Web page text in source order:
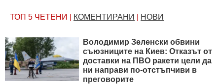
ТОП 5 ЧЕТЕНИ КОМЕНТИРАНИ НОВИ
Володимир Зеленски обвини
съюзниците на Киев: Отказът от
доставки на ПВО ракети цели да
ни направи по-отстъпчиви в
преговорите